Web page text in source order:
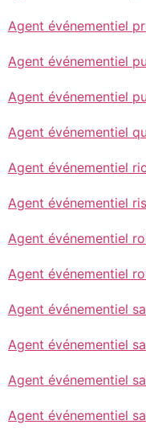
Agent événementiel
Agent événementiel
Agent événementiel
Agent événementiel
Agent événementiel
Agent événementiel
Agent événementiel
Agent événementiel
Agent événementiel
Agent événementiel
Agent événementiel
Agent événementiel